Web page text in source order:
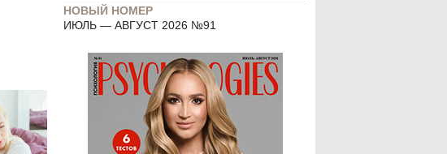
НОВЫЙ НОМЕР
ИЮЛЬ — АВГУСТ 2026 №91